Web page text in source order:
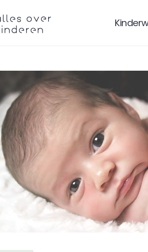
6
Maanden
Baby Baby
8
Maanden